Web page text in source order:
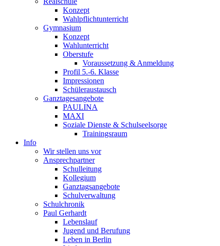
Konzept
Wahlpflichtunterricht
Gymnasium
Konzept
Wahlunterricht
Oberstufe
Voraussetzung & Anmeldung
Profil 5.-6. Klasse
Impressionen
Schüleraustausch
Ganztagesangebote
PAULINA
MAXI
Soziale Dienste & Schulseelsorge
Trainingsraum
Info
Wir stellen uns vor
Ansprechpartner
Schulleitung
Kollegium
Ganztagsangebote
Schulverwaltung
Schulchronik
Paul Gerhardt
Lebenslauf
Jugend und Berufung
Leben in Berlin